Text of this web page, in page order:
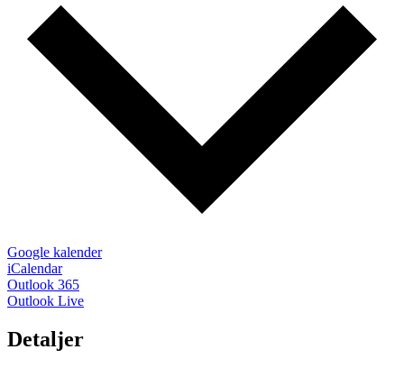
Google kalender
iCalendar
Outlook 365
Outlook Live
Detaljer